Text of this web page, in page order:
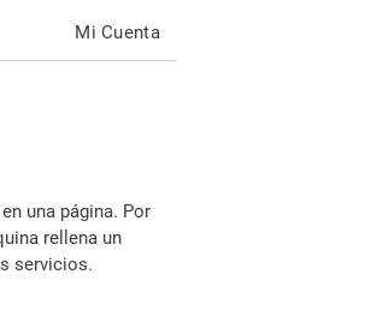
Mi Cuenta
una página. Por
rellena un
servicios.